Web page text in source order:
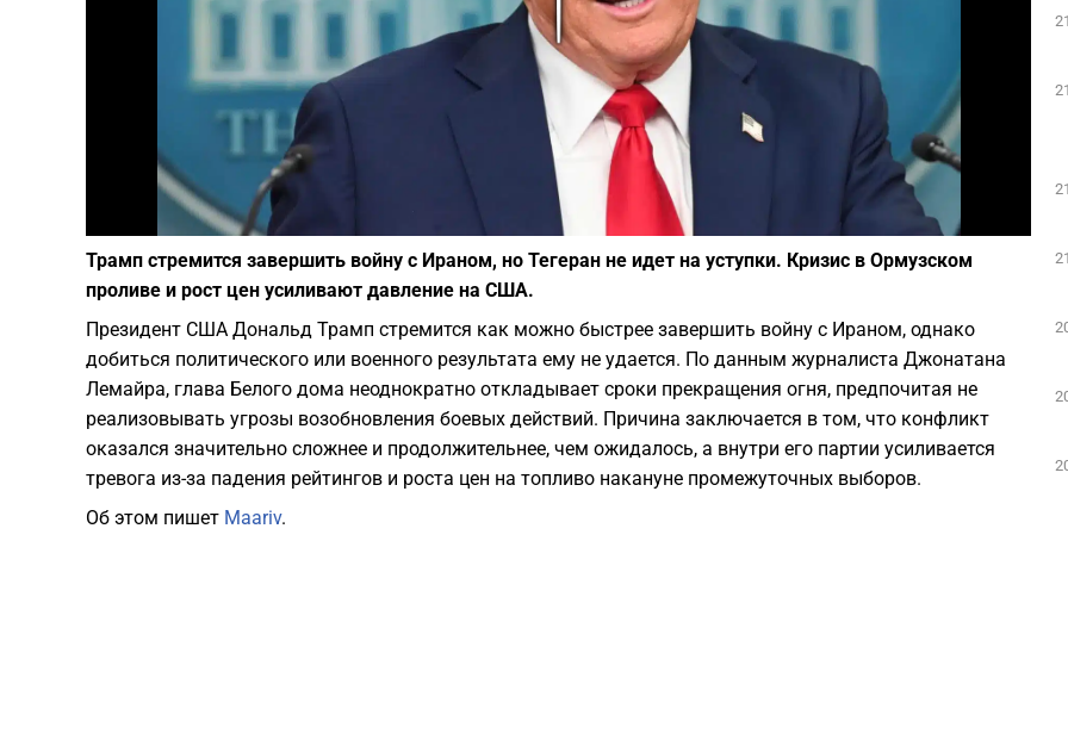
Фото: Depositphotos
Трамп стремится завершить войну с Ираном, но Тегеран не идет на уступки. Кризис в Ормузском
проливе и рост цен усиливают давление на США.
Президент США Дональд Трамп стремится как можно быстрее завершить войну с Ираном, однако
добиться политического или военного результата ему не удается. По данным журналиста Джонатана
Лемайра, глава Белого дома неоднократно откладывает сроки прекращения огня, предпочитая не
реализовывать угрозы возобновления боевых действий. Причина заключается в том, что конфликт
оказался значительно сложнее и продолжительнее, чем ожидалось, а внутри его партии усиливается
тревога из-за падения рейтингов и роста цен на топливо накануне промежуточных выборов.
Об этом пишет Maariv.